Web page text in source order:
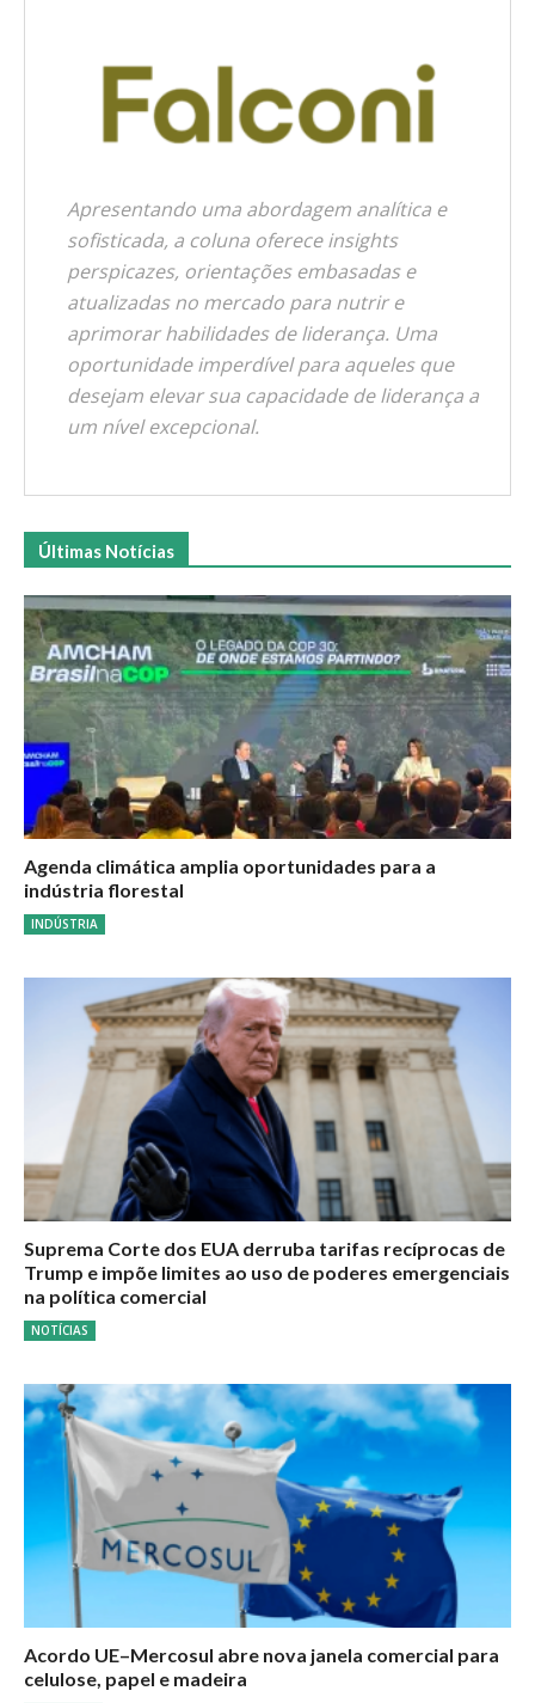
Apresentando uma abordagem analítica e
sofisticada, a coluna oferece insights
perspicazes, orientações embasadas e
atualizadas no mercado para nutrir e
aprimorar habilidades de liderança. Uma
oportunidade imperdível para aqueles que
desejam elevar sua capacidade de liderança a
um nível excepcional.
Últimas Notícias
Agenda climática amplia oportunidades para a
indústria florestal
INDÚSTRIA
Suprema Corte dos EUA derruba tarifas recíprocas de
Trump e impõe limites ao uso de poderes emergenciais
na política comercial
NOTÍCIAS
Acordo UE–Mercosul abre nova janela comercial para
celulose, papel e madeira